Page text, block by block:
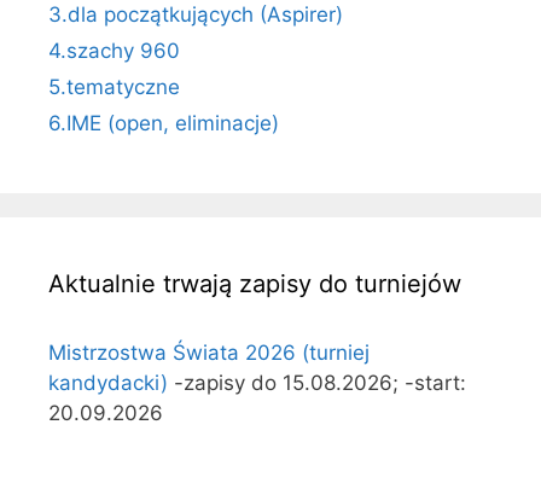
3.dla początkujących (Aspirer)
4.szachy 960
5.tematyczne
6.IME (open, eliminacje)
Aktualnie trwają zapisy do turniejów
Mistrzostwa Świata 2026 (turniej
kandydacki) -zapisy do 15.08.2026; -start:
20.09.2026